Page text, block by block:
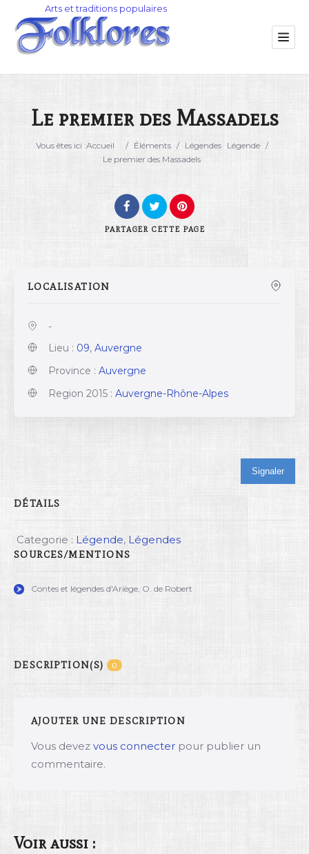
Catégorie
Le premier des Massadels
Vous êtes ici :Accueil / Éléments / Légendes Légende /
Le premier des Massadels
PARTAGER CETTE PAGE
LOCALISATION
-
Lieu : 09, Auvergne
Province : Auvergne
Region 2015 : Auvergne-Rhône-Alpes
Signaler
DÉTAILS
Categorie : Légende, Légendes
SOURCES/MENTIONS
Contes et légendes d'Ariège, O. de Robert
DESCRIPTION(S) 0
AJOUTER UNE DESCRIPTION
Vous devez vous connecter pour publier un
commentaire.
Voir aussi :